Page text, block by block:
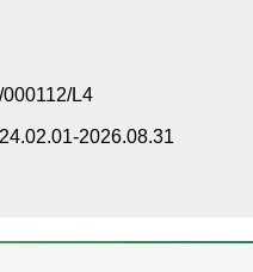
000112/L4
2026.08.31